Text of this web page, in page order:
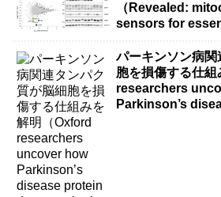
（Revealed:
sensors for
パーキンソン病関
胞を損傷する仕
researchers
Parkinson’s